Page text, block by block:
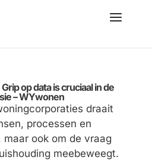
op data is cruciaal in de
– WYwonen
draait
processen en
ook om de vraag
meebeweegt.